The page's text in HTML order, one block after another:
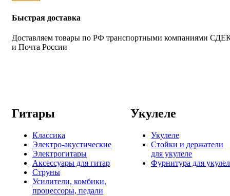
Быстрая доставка
Доставляем товары по РФ транспортными компаниями
и Почта России
Гитары
Классика
Электро-акустические
Электрогитары
Аксессуары для гитар
Струны
Усилители, комбики,
процессоры, педали
Укулеле
Укулеле
Стойки и держатели
для укулеле
Фурнитура для